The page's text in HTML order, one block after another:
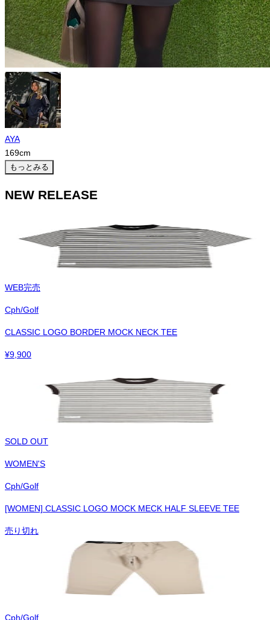
AYA
169cm
もっとみる
NEW RELEASE
WEB完売
Cph/Golf
CLASSIC LOGO BORDER MOCK NECK TEE
¥9,900
SOLD OUT
WOMEN'S
Cph/Golf
[WOMEN] CLASSIC LOGO MOCK MECK HALF SLEEVE TEE
売り切れ
Cph/Golf